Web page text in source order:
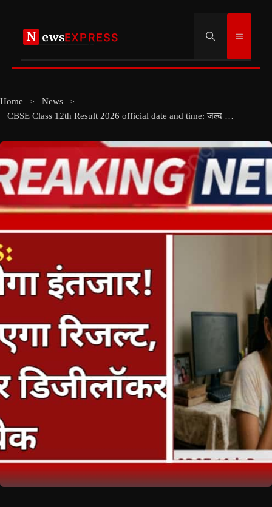
content
Menu
Home
News
CBSE Class 12th Result 2026 official date and time: जल्द खत्म होगा इंतजार! जानें कब आएगा रिजल्ट, उमंग ऐप और डिजीलॉकर पर ऐसे करें चेक